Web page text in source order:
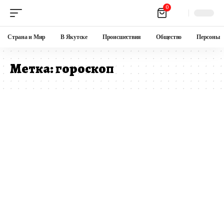
0
Страна и Мир В Якутске Происшествия Общество Персоны
Метка:гороскоп